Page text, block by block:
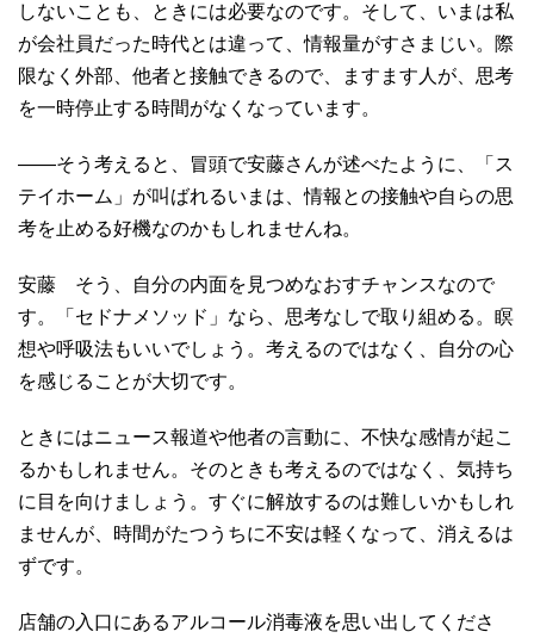
しないことも、ときには必要なのです。そして、いまは私
が会社員だった時代とは違って、情報量がすさまじい。際
限なく外部、他者と接触できるので、ますます人が、思考
を一時停止する時間がなくなっています。
――そう考えると、冒頭で安藤さんが述べたように、「ス
テイホーム」が叫ばれるいまは、情報との接触や自らの思
考を止める好機なのかもしれませんね。
安藤 そう、自分の内面を見つめなおすチャンスなので
す。「セドナメソッド」なら、思考なしで取り組める。瞑
想や呼吸法もいいでしょう。考えるのではなく、自分の心
を感じることが大切です。
ときにはニュース報道や他者の言動に、不快な感情が起こ
るかもしれません。そのときも考えるのではなく、気持ち
に目を向けましょう。すぐに解放するのは難しいかもしれ
ませんが、時間がたつうちに不安は軽くなって、消えるは
ずです。
店舗の入口にあるアルコール消毒液を思い出してくださ